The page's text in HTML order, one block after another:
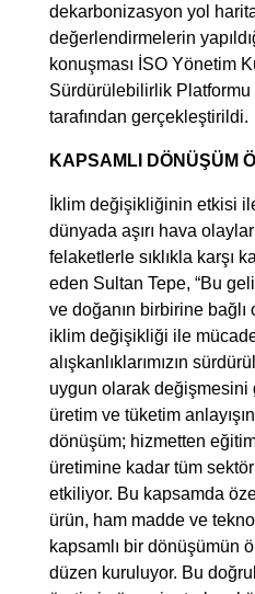
dekarbonizasyon yol
değerlendirmelerin
konuşması İSO Yönetim
Sürdürülebilirlik Platformu
tarafından gerçekleştirildi.
KAPSAMLI DÖNÜŞÜM
İklim değişikliğinin etkisi
dünyada aşırı hava
felaketlerle sıklıkla karşı
eden Sultan Tepe, “Bu
ve doğanın birbirine
iklim değişikliği ile
alışkanlıklarımızın
uygun olarak değişmesini
üretim ve tüketim
dönüşüm; hizmetten
üretimine kadar tüm
etkiliyor. Bu kapsamda
ürün, ham madde ve
kapsamlı bir dönüşümün
düzen kuruluyor. Bu